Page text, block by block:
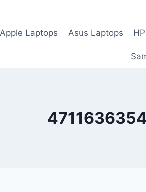
Apple Laptops Asus Laptops